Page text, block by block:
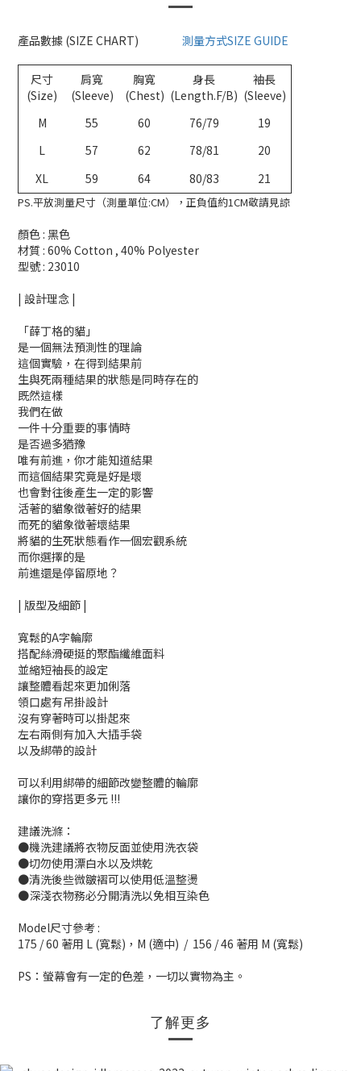
產品數據 (SIZE CHART) 測量方式SIZE GUIDE
尺寸
(Size)
肩寬
(Sleeve)
胸寬
(Chest)
身長
(Length.F/B)
袖長
(Sleeve)
M
55 60 76/79
19
L
57 62 78/81
20
XL
59 64 80/83 21
PS.平放測量尺寸（測量單位:CM），正負值約1CM敬請見諒
顏色 : 黑色
材質 : 60% Cotton , 40% Polyester
型號 : 23010
| 設計理念 |
「薛丁格的貓」
是一個無法預測性的理論
這個實驗，在得到結果前
生與死兩種結果的狀態是同時存在的
既然這樣
我們在做
一件十分重要的事情時
是否過多猶豫
唯有前進，你才能知道結果
而這個結果究竟是好是壞
也會對往後產生一定的影響
活著的貓象徵著好的結果
而死的貓象徵著壞結果
將貓的生死狀態看作一個宏觀系統
而你選擇的是
前進還是停留原地？
| 版型及細節 |
寬鬆的A字輪廓
搭配絲滑硬挺的聚酯纖維面料
並縮短袖長的設定
讓整體看起來更加俐落
領口處有吊掛設計
沒有穿著時可以掛起來
左右兩側有加入大插手袋
以及綁帶的設計
可以利用綁帶的細節改變整體的輪廓
讓你的穿搭更多元 !!!
建議洗滌：
●機洗建議將衣物反面並使用洗衣袋
●切勿使用漂白水以及烘乾
●清洗後些微皺褶可以使用低溫整燙
●深淺衣物務必分開清洗以免相互染色
Model尺寸參考 :
175 / 60 著用 L (寬鬆)，M (適中) / 156 / 46 著用 M (寬鬆)
PS：螢幕會有一定的色差，一切以實物為主。
了解更多